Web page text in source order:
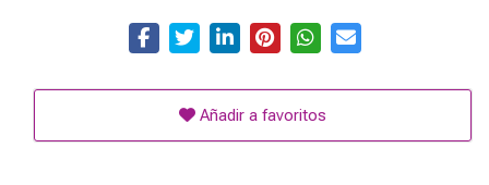
Añadir a favoritos